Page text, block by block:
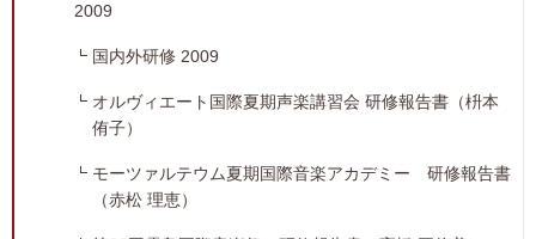
2009
国内外研修 2009
オルヴィエート国際夏期声楽講習会 研修報告書（枡本
侑子）
モーツァルテウム夏期国際音楽アカデミー 研修報告書
（赤松 理恵）